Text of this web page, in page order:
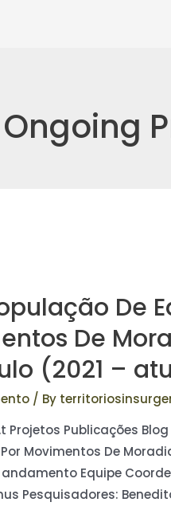
Ongoing
De
De
(2021 –
/ By
Projetos Publicações
Movimentos De
Equipe
Pesquisadores: